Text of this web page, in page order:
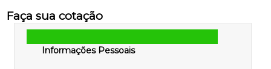
Faça sua cotação
Informações Pessoais